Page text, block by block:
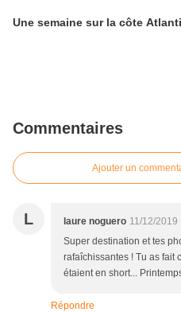
Une semaine sur la côte
Commentaires
Ajouter un
L laure noguero 11/12/2019
Super destination et tes
rafaîchissantes ! Tu as fait
étaient en short...
Répondre